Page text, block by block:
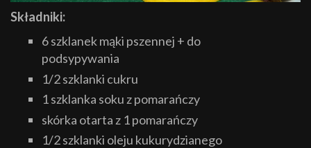
Składniki:
6 szklanek mąki pszennej + do
podsypywania
1/2 szklanki cukru
1 szklanka soku z pomarańczy
skórka otarta z 1 pomarańczy
1/2 szklanki oleju kukurydzianego